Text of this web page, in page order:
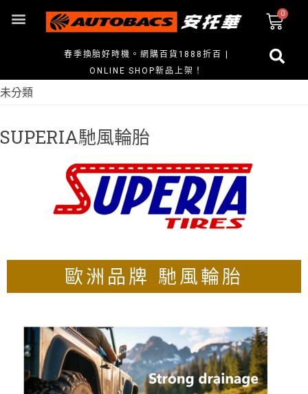
春季換胎好時機。網購百貨1888折百 |
ONLINE SHOP新品上架！
未分類
SUPERIA馳風輪胎
歐洲品牌 馳風輪胎